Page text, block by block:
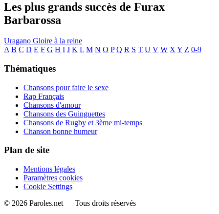
Les plus grands succès de Furax
Barbarossa
Uragano Gloire à la reine
A B C D E F G H I J K L M N O P Q R S T U V W X Y Z 0-9
Thématiques
Chansons pour faire le sexe
Rap Français
Chansons d'amour
Chansons des Guinguettes
Chansons de Rugby et 3ème mi-temps
Chanson bonne humeur
Plan de site
Mentions légales
Paramètres cookies
Cookie Settings
© 2026 Paroles.net — Tous droits réservés